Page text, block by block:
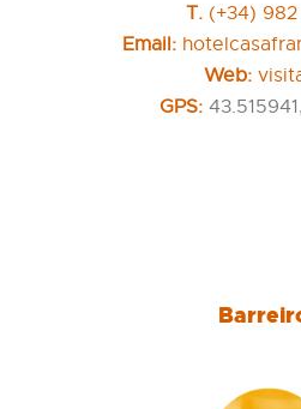
T. (+34)
Email:
Web:
GPS: